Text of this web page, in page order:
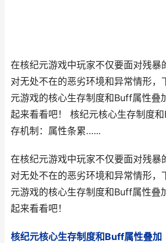
在核纪元游戏中玩家不仅要面对残暴
对无处不在的恶劣环境和异常情形，
元游戏的核心生存制度和Buff属性叠
起来看看吧！ 核纪元核心生存制度
存机制：属性条累…...
在核纪元游戏中玩家不仅要面对残暴
对无处不在的恶劣环境和异常情形，
元游戏的核心生存制度和Buff属性叠
起来看看吧！
核纪元核心生存制度和Buff属性叠加